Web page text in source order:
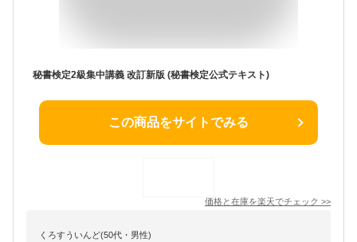
秘書検定2級集中講義 改訂新版 (秘書検定公式テキスト)
この商品をサイトでみる
価格と在庫を楽天でチェック >>
くろすういんど(50代・男性)